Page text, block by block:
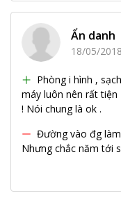
Ẩn danh
18/05/2018
Phòng i hình ,
máy luôn nên rất tiện
! Nói chung là ok .
Đường vào đg
Nhưng chắc năm tới